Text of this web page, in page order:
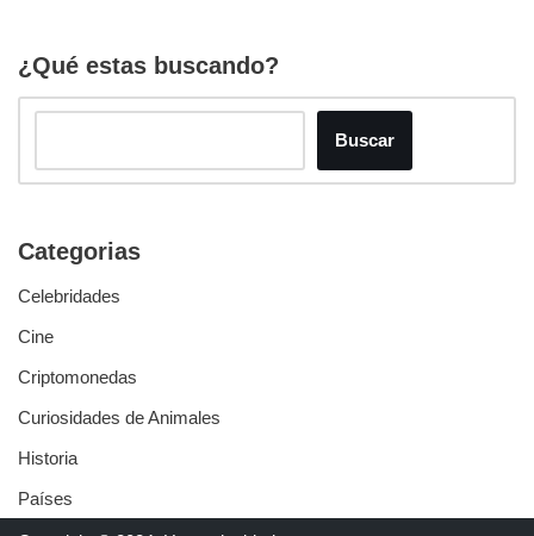
¿Qué estas buscando?
Buscar
Categorias
Celebridades
Cine
Criptomonedas
Curiosidades de Animales
Historia
Países